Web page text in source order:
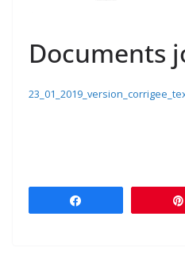
Documents